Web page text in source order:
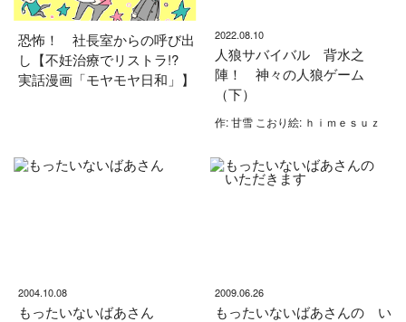
恐怖！ 社長室からの呼び出
し【不妊治療でリストラ!?
実話漫画「モヤモヤ日和」】
2022.08.10
人狼サバイバル 背水之
陣！ 神々の人狼ゲーム
（下）
作: 甘雪 こおり絵: ｈｉｍｅｓｕｚ
2004.10.08
もったいないばあさん
2009.06.26
もったいないばあさんの い